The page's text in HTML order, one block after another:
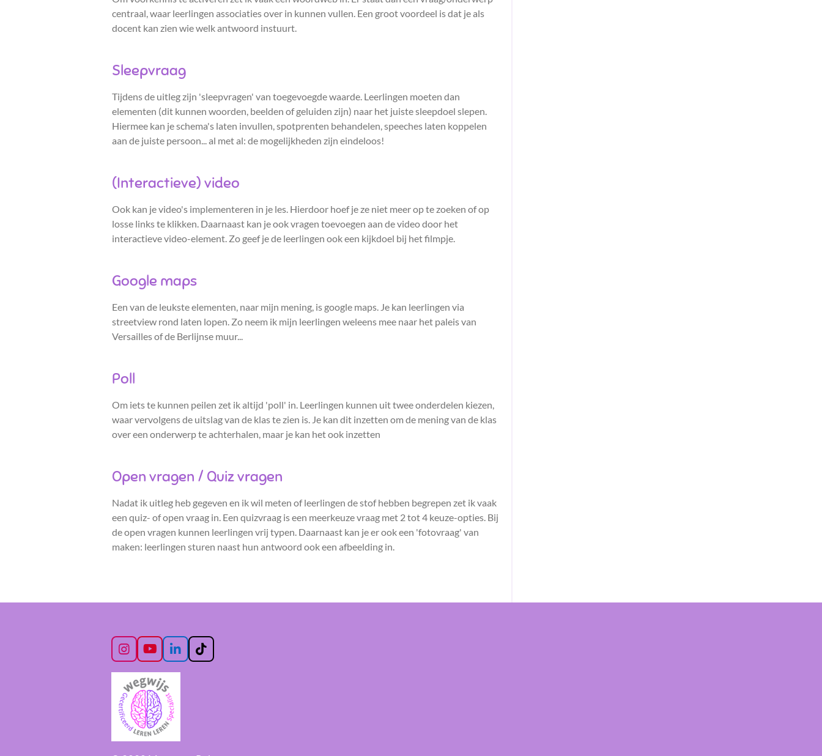
centraal, waar leerlingen associaties over in kunnen vullen. Een groot voordeel is dat je als
docent kan zien wie welk antwoord instuurt.
Sleepvraag
Tijdens de uitleg zijn 'sleepvragen' van toegevoegde waarde. Leerlingen moeten dan
elementen (dit kunnen woorden, beelden of geluiden zijn) naar het juiste sleepdoel slepen.
Hiermee kan je schema's laten invullen, spotprenten behandelen, speeches laten koppelen
aan de juiste persoon... al met al: de mogelijkheden zijn eindeloos!
(Interactieve) video
Ook kan je video's implementeren in je les. Hierdoor hoef je ze niet meer op te zoeken of op
losse links te klikken. Daarnaast kan je ook vragen toevoegen aan de video door het
interactieve video-element. Zo geef je de leerlingen ook een kijkdoel bij het filmpje.
Google maps
Een van de leukste elementen, naar mijn mening, is google maps. Je kan leerlingen via
streetview rond laten lopen. Zo neem ik mijn leerlingen weleens mee naar het paleis van
Versailles of de Berlijnse muur...
Poll
Om iets te kunnen peilen zet ik altijd 'poll' in. Leerlingen kunnen uit twee onderdelen kiezen,
waar vervolgens de uitslag van de klas te zien is. Je kan dit inzetten om de mening van de klas
over een onderwerp te achterhalen, maar je kan het ook inzetten
Open vragen / Quiz vragen
Nadat ik uitleg heb gegeven en ik wil meten of leerlingen de stof hebben begrepen zet ik vaak
een quiz- of open vraag in. Een quizvraag is een meerkeuze vraag met 2 tot 4 keuze-opties. Bij
de open vragen kunnen leerlingen vrij typen. Daarnaast kan je er ook een 'fotovraag' van
maken: leerlingen sturen naast hun antwoord ook een afbeelding in.
I
n
t
a
g
r
Y
o
u
T
u
b
e
L
i
T
i